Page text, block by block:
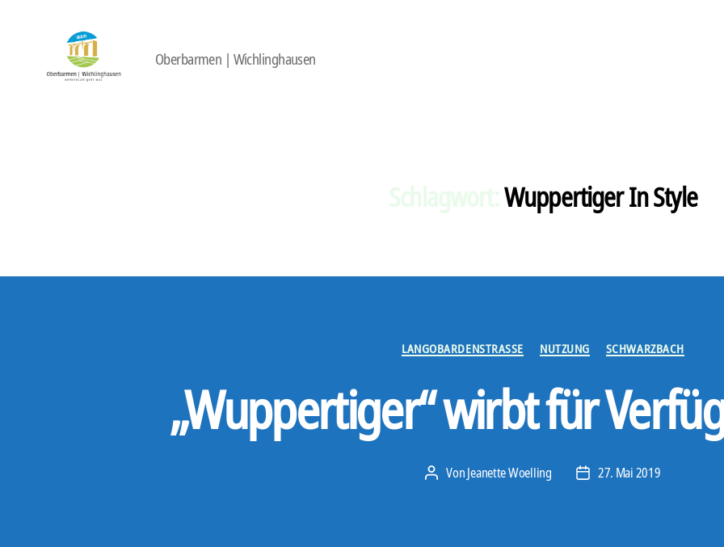
Oberbarmen | Wichlinghausen
Wuppertiger In Style
Kategorien
LANGOBARDENSTRASSE NUTZUNG SCHWARZBACH
„Wuppertiger“ wirbt für
Beitragsautor
VonJeanette Woelling Veröffentlichungsdatum
27. Mai 2019